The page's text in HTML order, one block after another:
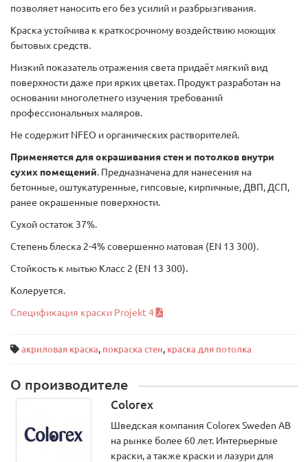
позволяет наносить его без усилий и разбрызгивания.
Краска устойчива к краткосрочному воздействию моющих
бытовых средств.
Низкий показатель отражения света придаёт мягкий вид
поверхности даже при ярких цветах. Продукт разработан на
основании многолетнего изучения требований
профессиональных маляров.
Не содержит NFEO и органических растворителей.
Применяется для окрашивания стен и потолков внутри
сухих помещений. Предназначена для нанесения на
бетонные, оштукатуренные, гипсовые, кирпичные, ДВП, ДСП,
ранее окрашенные поверхности.
Сухой остаток 37%.
Степень блеска 2-4% совершенно матовая (EN 13 300).
Стойкость к мытью Класс 2 (EN 13 300).
Колеруется.
Спецификация краски Projekt 4
акриловая краска, покраска стен, краска для потолка
О производителе
Colorex
Шведская компания Colorex Sweden AB
на рынке более 60 лет. Интерьерные
краски, а также краски и лазури для